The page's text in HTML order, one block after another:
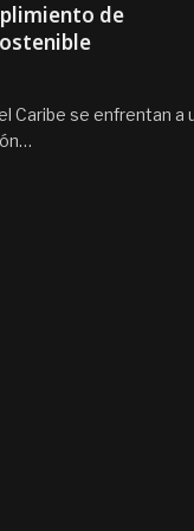
de
Caribe se enfrentan a